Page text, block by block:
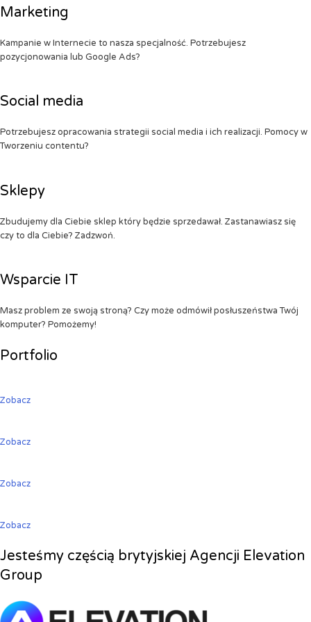
Marketing
Kampanie w Internecie to nasza specjalność. Potrzebujesz
pozycjonowania lub Google Ads?
Social media
Potrzebujesz opracowania strategii social media i ich realizacji. Pomocy w
Tworzeniu contentu?
Sklepy
Zbudujemy dla Ciebie sklep który będzie sprzedawał. Zastanawiasz się
czy to dla Ciebie? Zadzwoń.
Wsparcie IT
Masz problem ze swoją stroną? Czy może odmówił posłuszeństwa Twój
komputer? Pomożemy!
Portfolio
Zobacz
Zobacz
Zobacz
Zobacz
Jesteśmy częścią brytyjskiej Agencji Elevation
Group